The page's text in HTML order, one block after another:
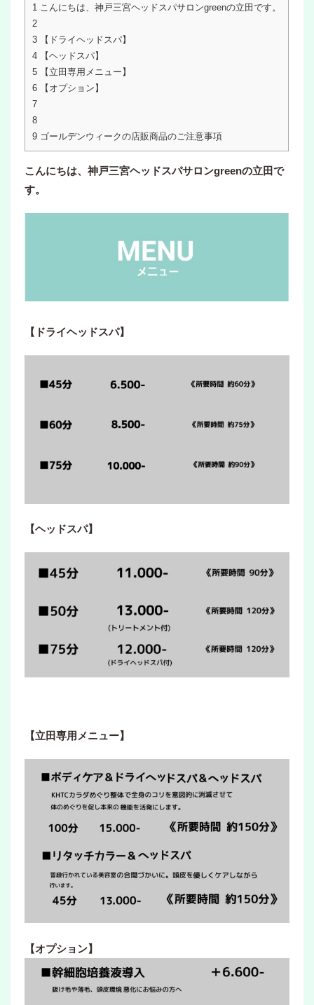
1 こんにちは、神戸三宮ヘッドスパサロンgreenの立田です。
2
3 【ドライヘッドスパ】
4 【ヘッドスパ】
5 【立田専用メニュー】
6 【オプション】
7
8
9 ゴールデンウィークの店販商品のご注意事項
こんにちは、神戸三宮ヘッドスパサロンgreenの立田で
す。
【ドライヘッドスパ】
【ヘッドスパ】
【立田専用メニュー】
【オプション】